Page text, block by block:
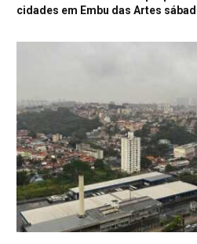
cidades em Embu das Artes